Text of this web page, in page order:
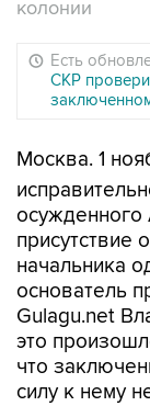
колонии
Есть
СКР
Москва. 1
осужденного
присутствие
начальника
основатель
Gulagu.net
это
что
силу к нему